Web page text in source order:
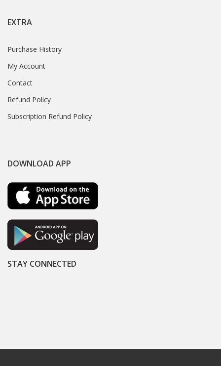
EXTRA
Purchase History
My Account
Contact
Refund Policy
Subscription Refund Policy
DOWNLOAD APP
STAY CONNECTED